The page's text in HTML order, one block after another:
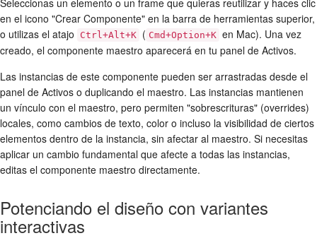
en el icono "Crear Componente" en la barra de herramientas superior,
o utilizas el atajo
Ctrl+Alt+K ( Cmd+Option+K en Mac). Una vez
creado, el componente maestro aparecerá en tu panel de Activos.
Las instancias de este componente pueden ser arrastradas desde el
panel de Activos o duplicando el maestro. Las instancias mantienen
un vínculo con el maestro, pero permiten "sobrescrituras" (overrides)
locales, como cambios de texto, color o incluso la visibilidad de ciertos
elementos dentro de la instancia, sin afectar al maestro. Si necesitas
aplicar un cambio fundamental que afecte a todas las instancias,
editas el componente maestro directamente.
Potenciando el diseño con variantes
interactivas